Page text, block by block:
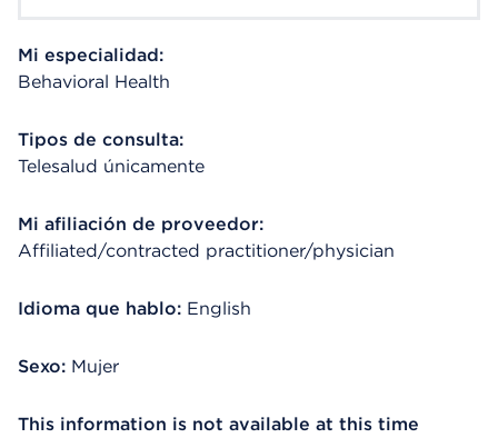
Mi especialidad:
Behavioral Health
Tipos de consulta:
Telesalud únicamente
Mi afiliación de proveedor:
Affiliated/contracted practitioner/physician
Idioma que hablo: English
Sexo: Mujer
This information is not available at this time